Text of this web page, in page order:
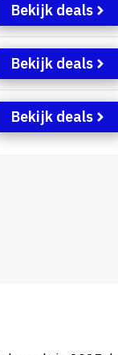
Bekijk deals
Bekijk deals
Bekijk deals